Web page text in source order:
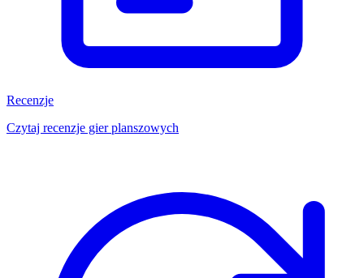
Recenzje
Czytaj recenzje gier planszowych